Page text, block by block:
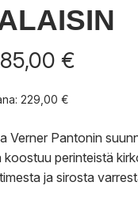
€
229,00 €
Verner Pantonin
koostuu perinteistä
ja sirosta